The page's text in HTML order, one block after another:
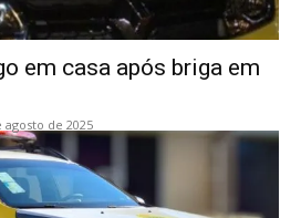
em casa após briga em
agosto de 2025